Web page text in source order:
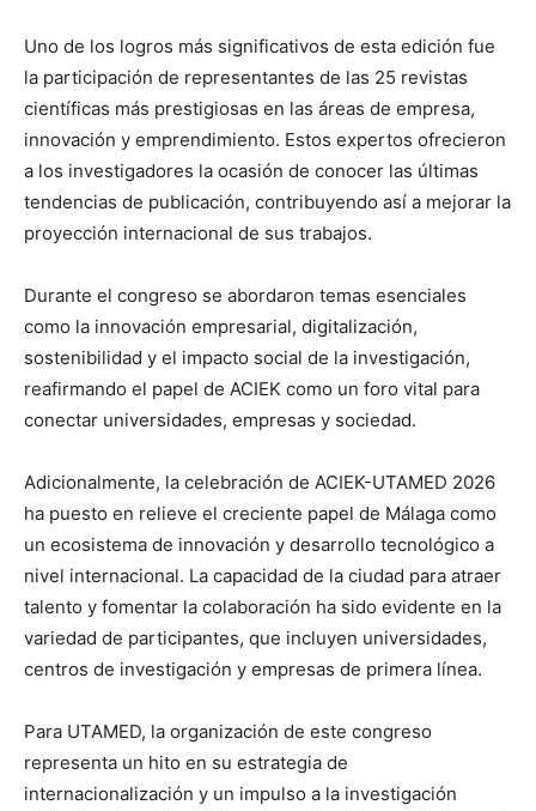
Uno de los logros más significativos de esta edición fue
la participación de representantes de las 25 revistas
científicas más prestigiosas en las áreas de empresa,
innovación y emprendimiento. Estos expertos ofrecieron
a los investigadores la ocasión de conocer las últimas
tendencias de publicación, contribuyendo así a mejorar la
proyección internacional de sus trabajos.
Durante el congreso se abordaron temas esenciales
como la innovación empresarial, digitalización,
sostenibilidad y el impacto social de la investigación,
reafirmando el papel de ACIEK como un foro vital para
conectar universidades, empresas y sociedad.
Adicionalmente, la celebración de ACIEK-UTAMED 2026
ha puesto en relieve el creciente papel de Málaga como
un ecosistema de innovación y desarrollo tecnológico a
nivel internacional. La capacidad de la ciudad para atraer
talento y fomentar la colaboración ha sido evidente en la
variedad de participantes, que incluyen universidades,
centros de investigación y empresas de primera línea.
Para UTAMED, la organización de este congreso
representa un hito en su estrategia de
internacionalización y un impulso a la investigación